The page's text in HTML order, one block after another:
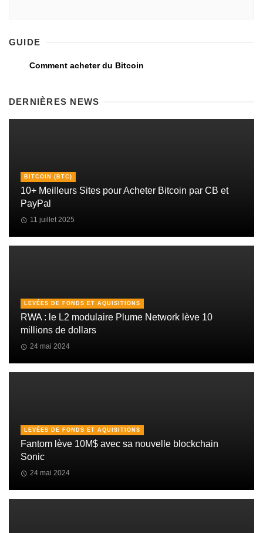
GUIDE
Comment acheter du Bitcoin
DERNIÈRES NEWS
BITCOIN (BTC)
10+ Meilleurs Sites pour Acheter Bitcoin par CB et
PayPal
11 juillet 2025
LEVÉES DE FONDS ET AQUISITIONS
RWA : le L2 modulaire Plume Network lève 10
millions de dollars
24 mai 2024
LEVÉES DE FONDS ET AQUISITIONS
Fantom lève 10M$ avec sa nouvelle blockchain
Sonic
24 mai 2024